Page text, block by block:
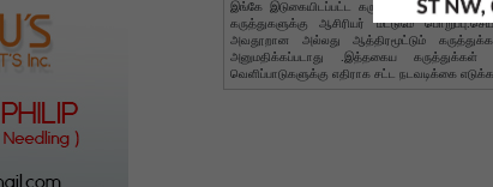
இங்கே இடுகையிடப்பட்ட கருத்துகள்
கருத்துகளுக்கு ஆசிரியர் மட்டுமே
அவதூறான அல்லது ஆத்திரமூட்டும்
அனுமதிக்கப்படாது .இத்தகைய
வெளிப்பாடுகளுக்கு எதிராக சட்ட நடவடிக்கை